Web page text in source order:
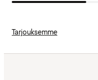
Tarjouksemme